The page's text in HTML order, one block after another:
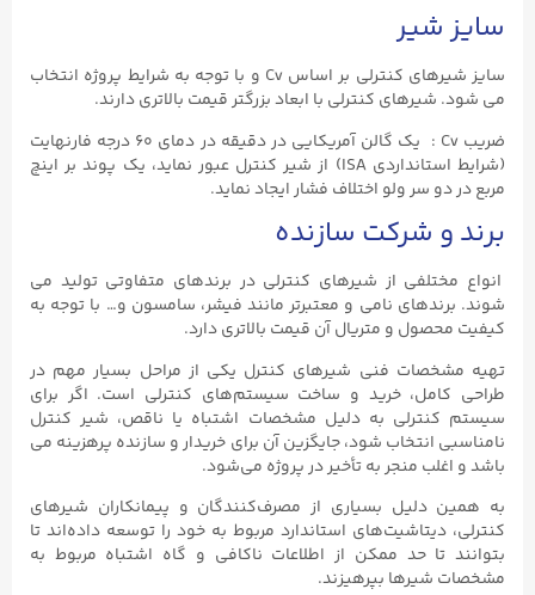
سایز شیر
سایز شیرهای کنترلی بر اساس Cv و با توجه به شرایط پروژه انتخاب
می شود. شیرهای کنترلی با ابعاد بزرگتر قیمت بالاتری دارند.
ضریب Cv : یک گالن آمریکایی در دقیقه در دمای ۶۰ درجه فارنهایت
(شرایط استانداردی ISA) از شیر کنترل عبور نماید، یک پوند بر اینچ
مربع در دو سر ولو اختلاف فشار ایجاد نماید.
برند و شرکت سازنده
انواع مختلفی از شیرهای کنترلی در برندهای متفاوتی تولید می
شوند. برندهای نامی و معتبرتر مانند فیشر، سامسون و… با توجه به
کیفیت محصول و متریال آن قیمت بالاتری دارد.
تهیه مشخصات فنی شیرهای کنترل یکی از مراحل بسیار مهم در
طراحی کامل، خرید و ساخت سیستم‌های کنترلی است. اگر برای
سیستم کنترلی به دلیل مشخصات اشتباه یا ناقص، شیر کنترل
نامناسبی انتخاب شود، جایگزین آن برای خریدار و سازنده پرهزینه می
باشد و اغلب منجر به تأخیر در پروژه می‌شود.
به همین دلیل بسیاری از مصرف‌کنندگان و پیمانکاران شیرهای
کنترلی، دیتاشیت‌های استاندارد مربوط به خود را توسعه داده‌اند تا
بتوانند تا حد ممکن از اطلاعات ناکافی و گاه اشتباه مربوط به
مشخصات شیرها بپرهیزند.